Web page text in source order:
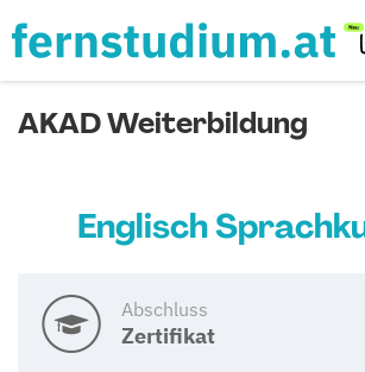
AKAD Weiterbildung
Englisch
Abschluss
Zertifikat